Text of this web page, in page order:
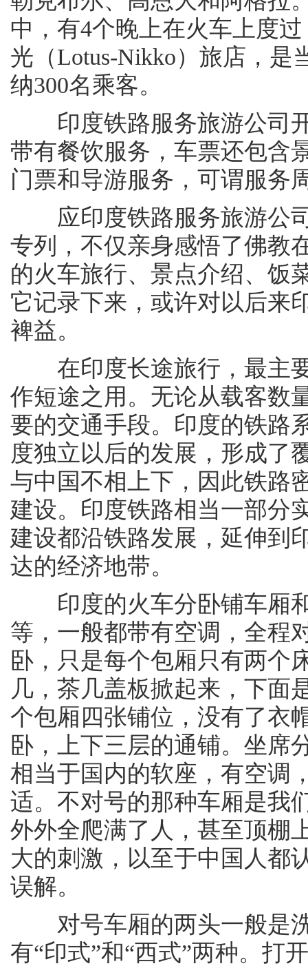
中，有4个晚上在火车上度
光（Lotus-Nikko）旅店，是
纳300名乘客。
印度铁路服务旅游公司开
带有餐饮服务，车票还包含
门票和导游服务，可谓服务
应印度铁路服务旅游公司
专列，不仅亲身感悟了佛教
的火车旅行、景点介绍、饭
它记录下来，或许对以后来
裨益。
在印度长途旅行，最主要
作短途之用。无论从载客数
要的交通手段。印度的铁路
度独立以后的发展，形成了
与中国不相上下，因此铁路
建设。印度铁路相当一部分
建设都沿铁路发展，延伸到
达的经济地带。
印度的火车分卧铺车厢和
等，一般都带有空调，全程
卧，只是每个包厢只有两个
几，茶几盖板掀起来，下面
个包厢四张铺位，没有了衣
卧，上下三层的通铺。坐席
相当于国内的软座，有空调
适。不对号的那种车厢是我
外外全爬满了人，甚至顶棚
大的刺激，以至于中国人都
误解。
对号车厢的两头一般是洗
有“印式”和“西式”两种。打